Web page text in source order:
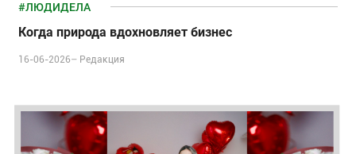
#ЛЮДИДЕЛА
Когда природа вдохновляет бизнес
16-06-2026– Редакция